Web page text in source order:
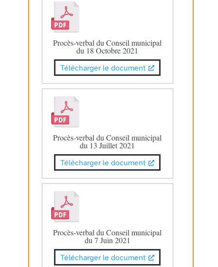
Procès-verbal du Conseil municipal
du 18 Octobre 2021
Télécharger le document
Procès-verbal du Conseil municipal
du 13 Juillet 2021
Télécharger le document
Procès-verbal du Conseil municipal
du 7 Juin 2021
Télécharger le document